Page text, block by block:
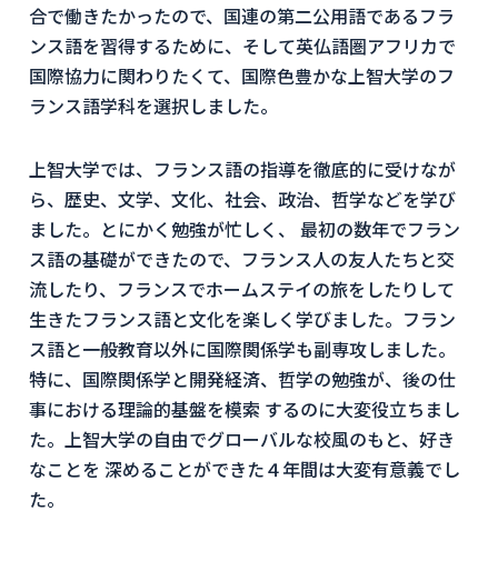
合で働きたかったので、国連の第二公用語であるフラ
ンス語を習得するために、そして英仏語圏アフリカで
国際協力に関わりたくて、国際色豊かな上智大学のフ
ランス語学科を選択しました。
上智大学では、フランス語の指導を徹底的に受けなが
ら、歴史、文学、文化、社会、政治、哲学などを学び
ました。とにかく勉強が忙しく、 最初の数年でフラン
ス語の基礎ができたので、フランス人の友人たちと交
流したり、フランスでホームステイの旅をしたりして
生きたフランス語と文化を楽しく学びました。フラン
ス語と一般教育以外に国際関係学も副専攻しました。
特に、国際関係学と開発経済、哲学の勉強が、後の仕
事における理論的基盤を模索 するのに大変役立ちまし
た。上智大学の自由でグローバルな校風のもと、好き
なことを 深めることができた４年間は大変有意義でし
た。